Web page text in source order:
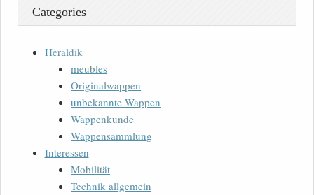
Categories
Heraldik
meubles
Originalwappen
unbekannte Wappen
Wappenkunde
Wappensammlung
Interessen
Mobilität
Technik allgemein